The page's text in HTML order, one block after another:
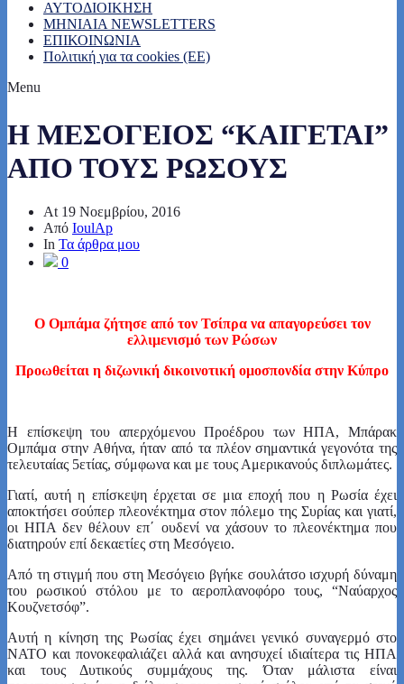
ΑΥΤΟΔΙΟΙΚΗΣΗ
MHNIAIA NEWSLETTERS
ΕΠΙΚΟΙΝΩΝΙΑ
Πολιτική για τα cookies (ΕΕ)
Menu
Η ΜΕΣΟΓΕΙΟΣ “ΚΑΙΓΕΤΑΙ”
ΑΠΟ ΤΟΥΣ ΡΩΣΟΥΣ
At 19 Νοεμβρίου, 2016
Από IoulAp
In Τα άρθρα μου
0
Ο Ομπάμα ζήτησε από τον Τσίπρα να απαγορεύσει τον
ελλιμενισμό των Ρώσων
Προωθείται η διζωνική δικοινοτική ομοσπονδία στην Κύπρο
Η επίσκεψη του απερχόμενου Προέδρου των ΗΠΑ, Μπάρακ
Ομπάμα στην Αθήνα, ήταν από τα πλέον σημαντικά γεγονότα της
τελευταίας 5ετίας, σύμφωνα και με τους Αμερικανούς διπλωμάτες.
Γιατί, αυτή η επίσκεψη έρχεται σε μια εποχή που η Ρωσία έχει
αποκτήσει σούπερ πλεονέκτημα στον πόλεμο της Συρίας και γιατί,
οι ΗΠΑ δεν θέλουν επ΄ ουδενί να χάσουν το πλεονέκτημα που
διατηρούν επί δεκαετίες στη Μεσόγειο.
Από τη στιγμή που στη Μεσόγειο βγήκε σουλάτσο ισχυρή δύναμη
του ρωσικού στόλου με το αεροπλανοφόρο τους, “Ναύαρχος
Κουζνετσόφ”.
Αυτή η κίνηση της Ρωσίας έχει σημάνει γενικό συναγερμό στο
ΝΑΤΟ και πονοκεφαλιάζει αλλά και ανησυχεί ιδιαίτερα τις ΗΠΑ
και τους Δυτικούς συμμάχους της. Όταν μάλιστα είναι